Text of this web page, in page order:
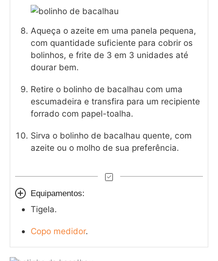
Aqueça o azeite em uma panela pequena,
com quantidade suficiente para cobrir os
bolinhos, e frite de 3 em 3 unidades até
dourar bem.
Retire o bolinho de bacalhau com uma
escumadeira e transfira para um recipiente
forrado com papel-toalha.
Sirva o bolinho de bacalhau quente, com
azeite ou o molho de sua preferência.
Equipamentos:
Tigela.
Copo medidor.